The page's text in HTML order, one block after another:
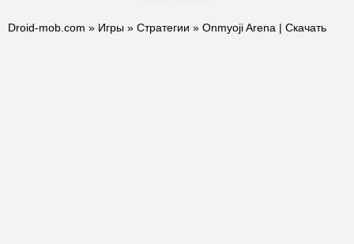
Droid-mob.com » Игры » Стратегии » Onmyoji Arena | Скачать